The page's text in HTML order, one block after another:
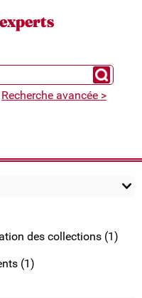
Chercher
Recherche avancée >
des collections (1)
(1)